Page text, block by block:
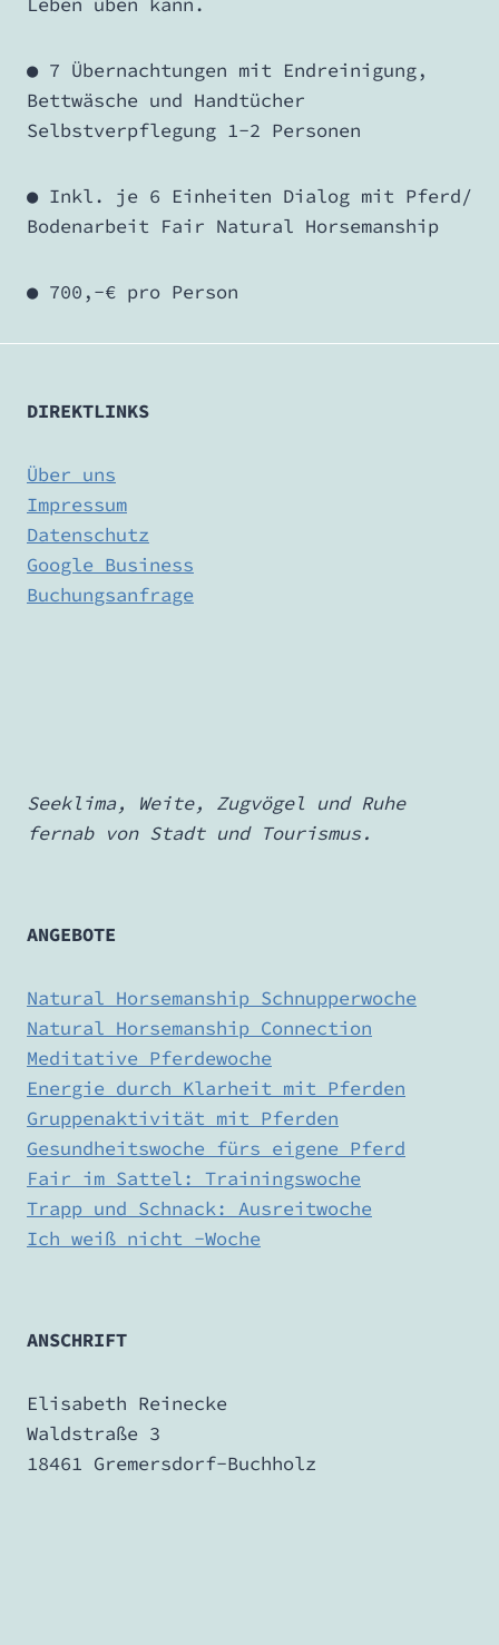
● 7 Übernachtungen mit Endreinigung,
Bettwäsche und Handtücher
Selbstverpflegung 1-2 Personen
● Inkl. je 6 Einheiten Dialog mit Pferd/
Bodenarbeit Fair Natural Horsemanship
● 700,-€ pro Person
DIREKTLINKS
Über uns
Impressum
Datenschutz
Google Business
Buchungsanfrage
Seeklima, Weite, Zugvögel und Ruhe
fernab von Stadt und Tourismus.
ANGEBOTE
Natural Horsemanship Schnupperwoche
Natural Horsemanship Connection
Meditative Pferdewoche
Energie durch Klarheit mit Pferden
Gruppenaktivität mit Pferden
Gesundheitswoche fürs eigene Pferd
Fair im Sattel: Trainingswoche
Trapp und Schnack: Ausreitwoche
Ich weiß nicht -Woche
ANSCHRIFT
Elisabeth Reinecke
Waldstraße 3
18461 Gremersdorf-Buchholz